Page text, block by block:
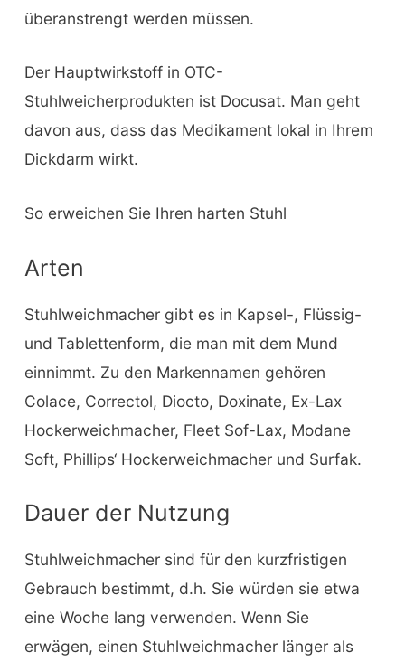
überanstrengt werden müssen.
Der Hauptwirkstoff in OTC-
Stuhlweicherprodukten ist Docusat. Man geht
davon aus, dass das Medikament lokal in Ihrem
Dickdarm wirkt.
So erweichen Sie Ihren harten Stuhl
Arten
Stuhlweichmacher gibt es in Kapsel-, Flüssig-
und Tablettenform, die man mit dem Mund
einnimmt. Zu den Markennamen gehören
Colace, Correctol, Diocto, Doxinate, Ex-Lax
Hockerweichmacher, Fleet Sof-Lax, Modane
Soft, Phillips‘ Hockerweichmacher und Surfak.
Dauer der Nutzung
Stuhlweichmacher sind für den kurzfristigen
Gebrauch bestimmt, d.h. Sie würden sie etwa
eine Woche lang verwenden. Wenn Sie
erwägen, einen Stuhlweichmacher länger als